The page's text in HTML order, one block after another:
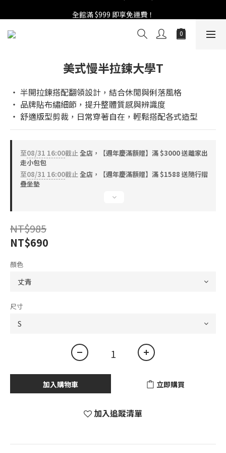
週年慶活開跑：全館88折 | 買1送1 | 滿額贈！
全館滿 $999 即享免運費！
週年慶活開跑：全館88折 | 買1送1 | 滿額贈！
美式慢半拉鍊大學T
‧ 半開拉鍊搭配翻領設計，結合休閒與俐落風格
‧ 品牌貼布繡細節，提升整體質感與辨識度
‧ 舒適版型剪裁，日常穿著自在，輕鬆搭配各式造型
至08/31 16:00截止全店，【週年慶滿額贈】滿 $3000 送離家出
走小包包
至08/31 16:00截止全店，【週年慶滿額贈】滿 $1588 送隨行摺
疊坐墊
NT$985
NT$690
顏色
尺寸
加入購物車 立即購買
加入追蹤清單